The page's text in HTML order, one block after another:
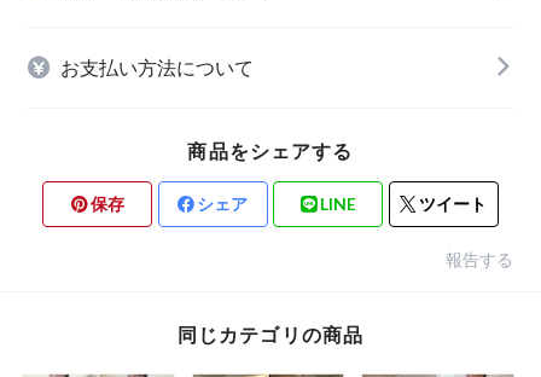
お支払い方法について
商品をシェアする
保存 シェア LINE ツイート
報告する
同じカテゴリの商品